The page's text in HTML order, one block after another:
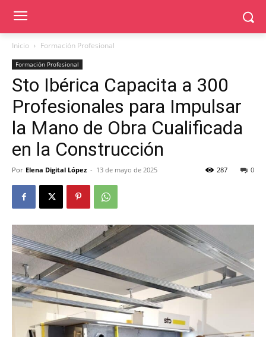
Inicio Formación Profesional
Formación Profesional
Sto Ibérica Capacita a 300
Profesionales para Impulsar
la Mano de Obra Cualificada
en la Construcción
Por Elena Digital López - 13 de mayo de 2025 0
287